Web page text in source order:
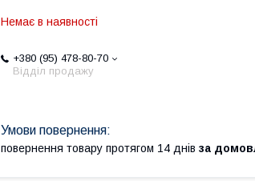
Немає в наявності
+380 (95) 478-80-70
Відділ продажу
повернення товару протягом 14 днів за